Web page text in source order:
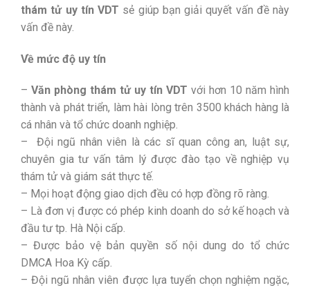
thám tử uy tín VDT sẻ giúp bạn giải quyết vấn đề này
vấn đề này.
Về mức độ uy tín
– Văn phòng thám tử uy tín VDT với hơn 10 năm hình
thành và phát triển, làm hài lòng trên 3500 khách hàng là
cá nhân và tổ chức doanh nghiệp.
– Đội ngũ nhân viên là các sĩ quan công an, luật sự,
chuyên gia tư vấn tâm lý được đào tạo về nghiệp vụ
thám tử và giám sát thực tế.
– Mọi hoạt động giao dịch đều có hợp đồng rõ ràng.
– Là đơn vị được có phép kinh doanh do sở kế hoạch và
đầu tư tp. Hà Nội cấp.
– Được bảo vệ bản quyền số nội dung do tổ chức
DMCA Hoa Kỳ cấp.
– Đội ngũ nhân viên được lựa tuyển chọn nghiệm ngặc,